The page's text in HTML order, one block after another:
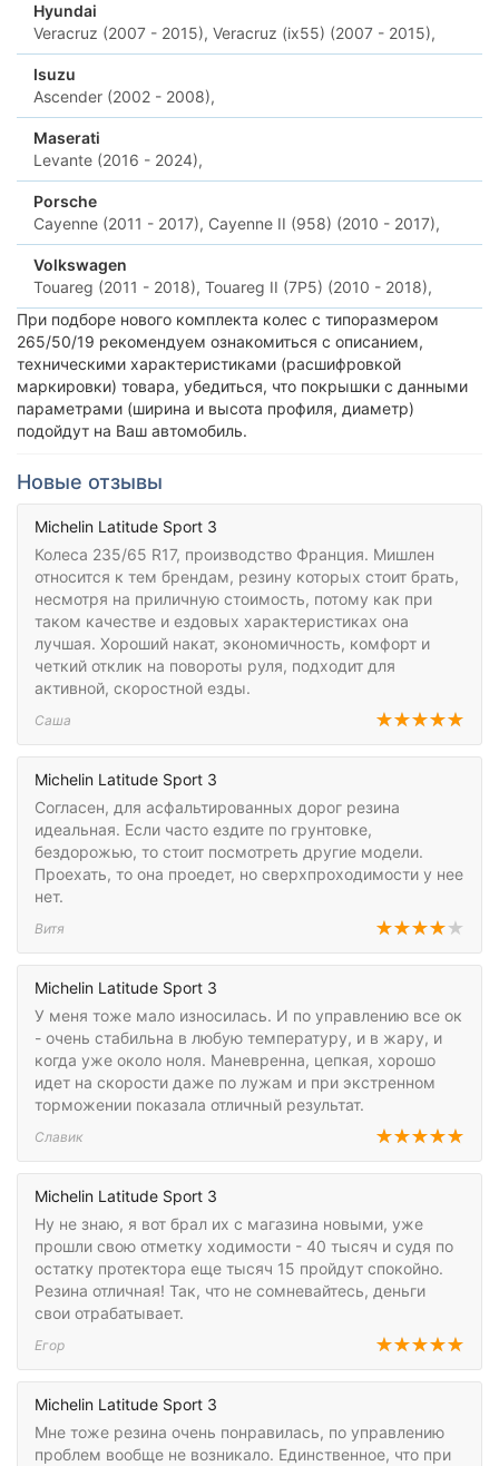
Hyundai
Veracruz (2007 - 2015), Veracruz (ix55) (2007 - 2015),
Isuzu
Ascender (2002 - 2008),
Maserati
Levante (2016 - 2024),
Porsche
Cayenne (2011 - 2017), Cayenne II (958) (2010 - 2017),
Volkswagen
Touareg (2011 - 2018), Touareg II (7P5) (2010 - 2018),
При подборе нового комплекта колес с типоразмером
265/50/19 рекомендуем ознакомиться с описанием,
техническими характеристиками (расшифровкой
маркировки) товара, убедиться, что покрышки с данными
параметрами (ширина и высота профиля, диаметр)
подойдут на Ваш автомобиль.
Новые отзывы
Michelin Latitude Sport 3
Колеса 235/65 R17, производство Франция. Мишлен
относится к тем брендам, резину которых стоит брать,
несмотря на приличную стоимость, потому как при
таком качестве и ездовых характеристиках она
лучшая. Хороший накат, экономичность, комфорт и
четкий отклик на повороты руля, подходит для
активной, скоростной езды.
Саша
Michelin Latitude Sport 3
Согласен, для асфальтированных дорог резина
идеальная. Если часто ездите по грунтовке,
бездорожью, то стоит посмотреть другие модели.
Проехать, то она проедет, но сверхпроходимости у нее
нет.
Витя
Michelin Latitude Sport 3
У меня тоже мало износилась. И по управлению все ок
- очень стабильна в любую температуру, и в жару, и
когда уже около ноля. Маневренна, цепкая, хорошо
идет на скорости даже по лужам и при экстренном
торможении показала отличный результат.
Славик
Michelin Latitude Sport 3
Ну не знаю, я вот брал их с магазина новыми, уже
прошли свою отметку ходимости - 40 тысяч и судя по
остатку протектора еще тысяч 15 пройдут спокойно.
Резина отличная! Так, что не сомневайтесь, деньги
свои отрабатывает.
Егор
Michelin Latitude Sport 3
Мне тоже резина очень понравилась, по управлению
проблем вообще не возникало. Единственное, что при